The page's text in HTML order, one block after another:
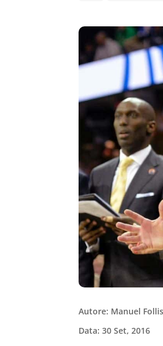
Autore: Manuel Follis
Data: 30 Set, 2016